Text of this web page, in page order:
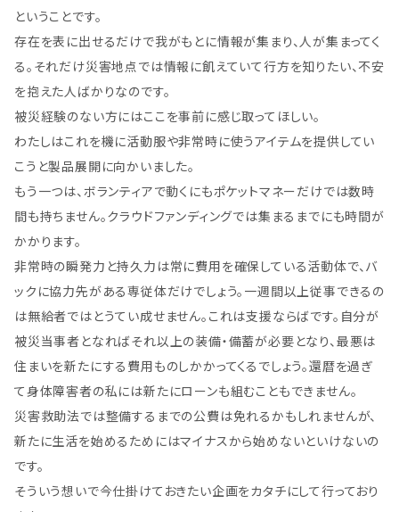
ということです。
存在を表に出せるだけで我がもとに情報が集まり、人が集まってく
る。それだけ災害地点では情報に飢えていて行方を知りたい、不安
を抱えた人ばかりなのです。
被災経験のない方にはここを事前に感じ取ってほしい。
わたしはこれを機に活動服や非常時に使うアイテムを提供してい
こうと製品展開に向かいました。
もう一つは、ボランティアで動くにもポケットマネーだけでは数時
間も持ちません。クラウドファンディングでは集まるまでにも時間が
かかります。
非常時の瞬発力と持久力は常に費用を確保している活動体で、バ
ックに協力先がある専従体だけでしょう。一週間以上従事できるの
は無給者ではとうてい成せません。これは支援ならばです。自分が
被災当事者となればそれ以上の装備・備蓄が必要となり、最悪は
住まいを新たにする費用ものしかかってくるでしょう。還暦を過ぎ
て身体障害者の私には新たにローンも組むこともできません。
災害救助法では整備するまでの公費は免れるかもしれませんが、
新たに生活を始めるためにはマイナスから始めないといけないの
です。
そういう想いで今仕掛けておきたい企画をカタチにして行っており